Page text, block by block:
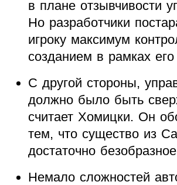
в плане отзывчивости
Но разработчики
игроку максимум
созданием в рамках
С другой стороны,
должно было быть
считает Хомицки. Он
тем, что существо из
достаточно
Немало сложностей